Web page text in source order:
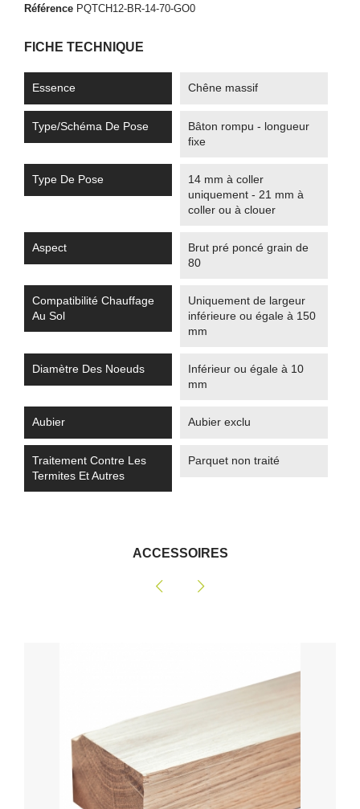
Référence PQTCH12-BR-14-70-GO0
FICHE TECHNIQUE
Essence Chêne massif
Type/Schéma De Pose
Bâton rompu - longueur
fixe
Type De Pose
14 mm à coller
uniquement - 21 mm à
coller ou à clouer
Aspect
Brut pré poncé grain de
80
Compatibilité Chauffage
Au Sol
Uniquement de largeur
inférieure ou égale à 150
mm
Diamètre Des Noeuds
Inférieur ou égale à 10
mm
Aubier Aubier exclu
Traitement Contre Les
Termites Et Autres
Parquet non traité
ACCESSOIRES